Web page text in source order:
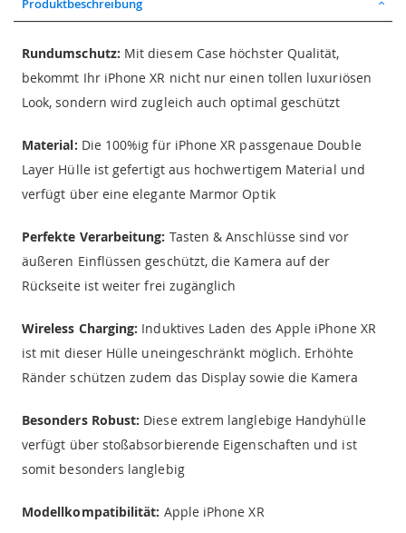
Rundumschutz: Mit diesem Case höchster Qualität,
bekommt Ihr iPhone XR nicht nur einen tollen luxuriösen
Look, sondern wird zugleich auch optimal geschützt
Material: Die 100%ig für iPhone XR passgenaue Double
Layer Hülle ist gefertigt aus hochwertigem Material und
verfügt über eine elegante Marmor Optik
Perfekte Verarbeitung: Tasten & Anschlüsse sind vor
äußeren Einflüssen geschützt, die Kamera auf der
Rückseite ist weiter frei zugänglich
Wireless Charging: Induktives Laden des Apple iPhone XR
ist mit dieser Hülle uneingeschränkt möglich. Erhöhte
Ränder schützen zudem das Display sowie die Kamera
Besonders Robust: Diese extrem langlebige Handyhülle
verfügt über stoßabsorbierende Eigenschaften und ist
somit besonders langlebig
Modellkompatibilität: Apple iPhone XR